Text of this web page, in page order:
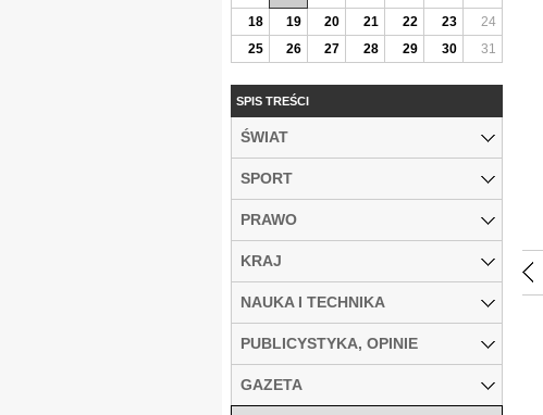
18
19 20 21 22 23
24
25
26 27 28 29 30 31
SPIS TREŚCI
ŚWIAT
SPORT
PRAWO
KRAJ
NAUKA I TECHNIKA
PUBLICYSTYKA, OPINIE
GAZETA